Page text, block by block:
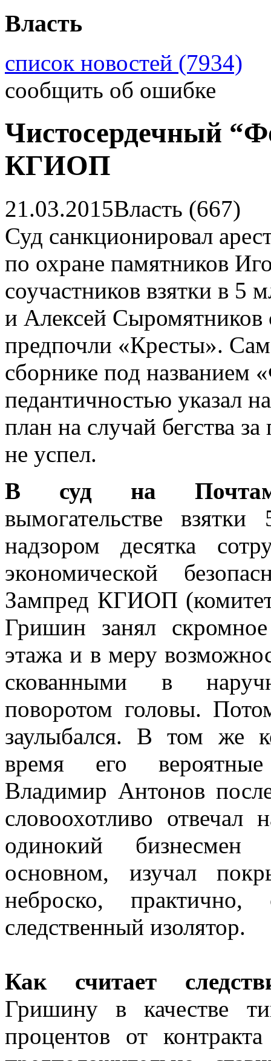
Власть
список новостей (7934)
сообщить об ошибке
Чистосердечный
КГИОП
21.03.2015Власть (667)
Суд санкционировал
по охране памятников
соучастников взятки в
и Алексей Сыромятников
предпочли «Кресты».
сборнике под названием
педантичностью указал
план на случай бегства
не успел.
В суд на
вымогательстве
надзором десятка
экономической
Зампред КГИОП
Гришин занял
этажа и в меру
скованными в
поворотом головы.
заулыбался. В том же
время его вероятные
Владимир Антонов
словоохотливо
одинокий
основном, изучал
неброско,
следственный изолятор.
Как считает
Гришину в качестве
процентов от